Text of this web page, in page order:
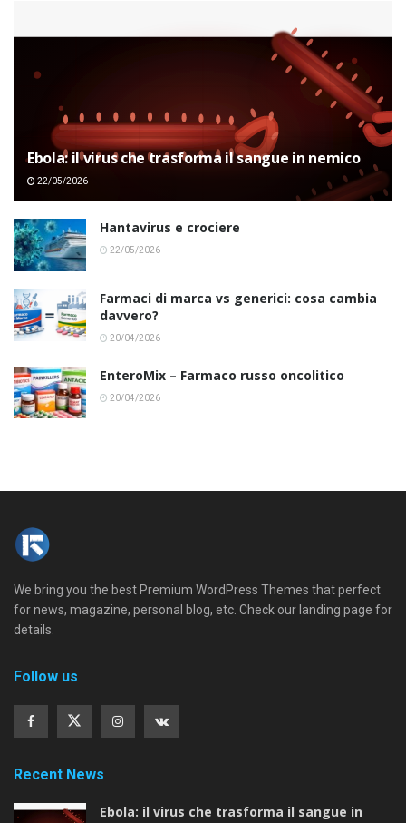
Ebola: il virus che trasforma il sangue in nemico
22/05/2026
Hantavirus e crociere
22/05/2026
Farmaci di marca vs generici: cosa cambia
davvero?
20/04/2026
EnteroMix – Farmaco russo oncolitico
20/04/2026
We bring you the best Premium WordPress Themes that perfect
for news, magazine, personal blog, etc. Check our landing page for
details.
Follow us
Recent News
Ebola: il virus che trasforma il sangue in